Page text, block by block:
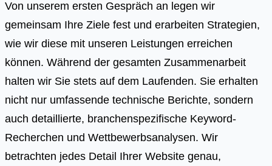
Von unserem ersten Gespräch an legen wir
gemeinsam Ihre Ziele fest und erarbeiten Strategien,
wie wir diese mit unseren Leistungen erreichen
können. Während der gesamten Zusammenarbeit
halten wir Sie stets auf dem Laufenden. Sie erhalten
nicht nur umfassende technische Berichte, sondern
auch detaillierte, branchenspezifische Keyword-
Recherchen und Wettbewerbsanalysen. Wir
betrachten jedes Detail Ihrer Website genau,